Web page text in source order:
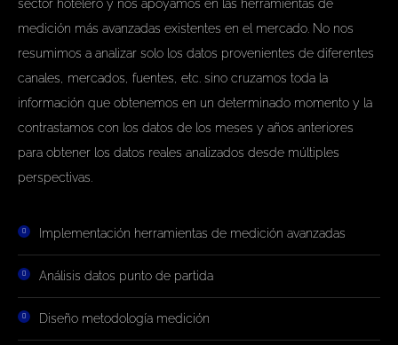
sector hotelero y nos apoyamos en las herramientas de
medición más avanzadas existentes en el mercado. No nos
resumimos a analizar solo los datos provenientes de diferentes
canales, mercados, fuentes, etc. sino cruzamos toda la
información que obtenemos en un determinado momento y la
contrastamos con los datos de los meses y años anteriores
para obtener los datos reales analizados desde múltiples
perspectivas.
Implementación herramientas de medición avanzadas
Análisis datos punto de partida
Diseño metodología medición